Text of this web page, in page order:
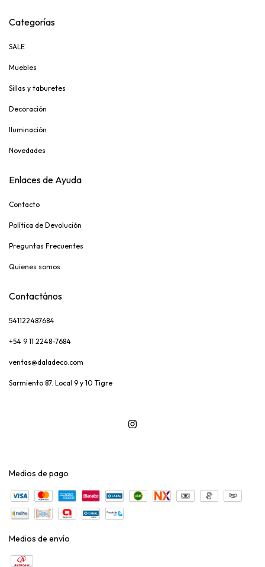
Categorías
SALE
Muebles
Sillas y taburetes
Decoración
Iluminación
Novedades
Enlaces de Ayuda
Contacto
Política de Devolución
Preguntas Frecuentes
Quienes somos
Contactános
541122487684
+54 9 11 2248-7684
ventas@daladeco.com
Sarmiento 87. Local 9 y 10 Tigre
Medios de pago
Medios de envío